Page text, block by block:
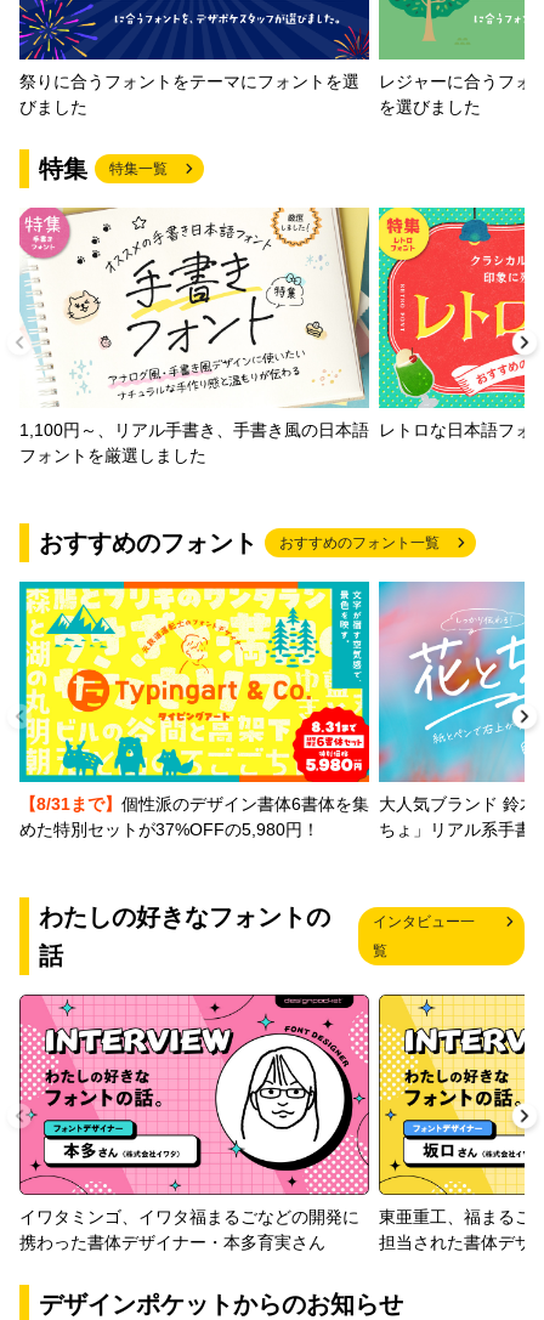
祭りに合うフォントをテーマにフォントを選
びました
レジャーに合うフォ
を選びました
特集 特集一覧
1,100円～、リアル手書き、手書き風の日本語
フォントを厳選しました
レトロな日本語フォ
おすすめのフォント おすすめのフォント一覧
【8/31まで】 個性派のデザイン書体6書体を集
めた特別セットが37%OFFの5,980円！
大人気ブランド 鈴木
ちょ」リアル系手書
わたしの好きなフォントの
話
インタビュー一
覧
イワタミンゴ、イワタ福まるごなどの開発に
携わった書体デザイナー・本多育実さん
東亜重工、福まるご
担当された書体デザ
デザインポケットからのお知らせ